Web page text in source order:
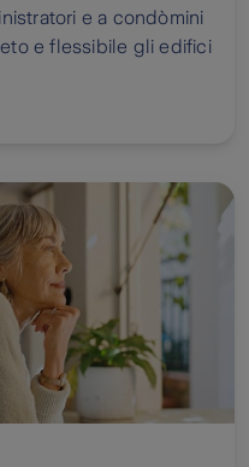
e a condòmini
e flessibile gli edifici